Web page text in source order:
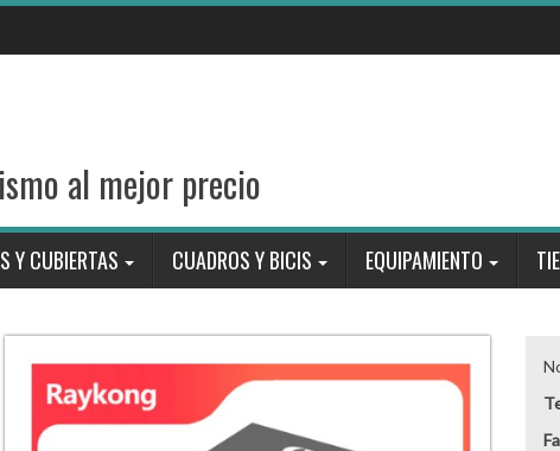
al mejor precio
Y CUBIERTAS CUADROS Y BICIS EQUIPAMIENTO